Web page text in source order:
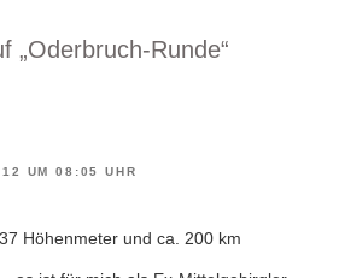
„Oderbruch-Runde“
UM 08:05 UHR
Höhenmeter und ca. 200 km